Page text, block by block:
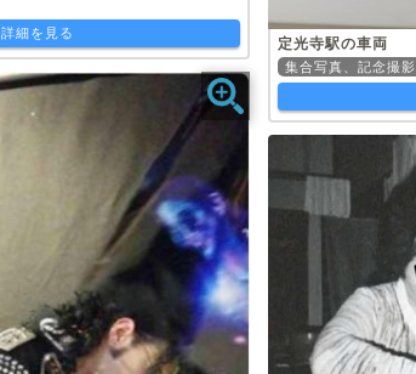
詳細を見る
定光寺駅の車両
集合写真、記念撮影